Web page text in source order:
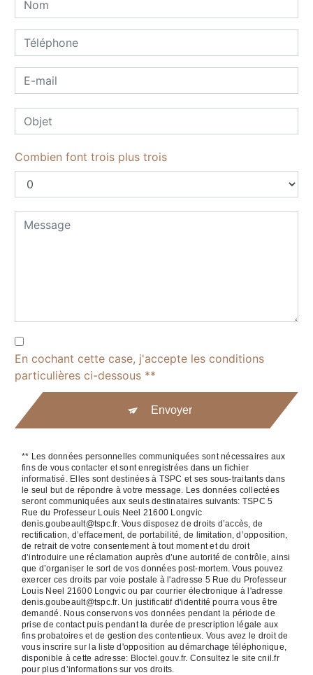
Combien font trois plus trois
En cochant cette case, j'accepte les conditions
particulières ci-dessous **
Envoyer
** Les données personnelles communiquées sont nécessaires aux
fins de vous contacter et sont enregistrées dans un fichier
informatisé. Elles sont destinées à TSPC et ses sous-traitants dans
le seul but de répondre à votre message. Les données collectées
seront communiquées aux seuls destinataires suivants: TSPC 5
Rue du Professeur Louis Neel 21600 Longvic
denis.goubeault@tspc.fr. Vous disposez de droits d’accès, de
rectification, d’effacement, de portabilité, de limitation, d’opposition,
de retrait de votre consentement à tout moment et du droit
d’introduire une réclamation auprès d’une autorité de contrôle, ainsi
que d’organiser le sort de vos données post-mortem. Vous pouvez
exercer ces droits par voie postale à l'adresse 5 Rue du Professeur
Louis Neel 21600 Longvic ou par courrier électronique à l'adresse
denis.goubeault@tspc.fr. Un justificatif d'identité pourra vous être
demandé. Nous conservons vos données pendant la période de
prise de contact puis pendant la durée de prescription légale aux
fins probatoires et de gestion des contentieux. Vous avez le droit de
vous inscrire sur la liste d'opposition au démarchage téléphonique,
disponible à cette adresse: Bloctel.gouv.fr. Consultez le site cnil.fr
pour plus d’informations sur vos droits.